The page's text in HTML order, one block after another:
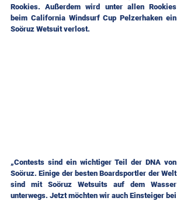
Rookies. Außerdem wird unter allen Rookies
beim California Windsurf Cup Pelzerhaken ein
Soöruz Wetsuit verlost.
„Contests sind ein wichtiger Teil der DNA von
Soöruz. Einige der besten Boardsportler der Welt
sind mit Soöruz Wetsuits auf dem Wasser
unterwegs. Jetzt möchten wir auch Einsteiger bei